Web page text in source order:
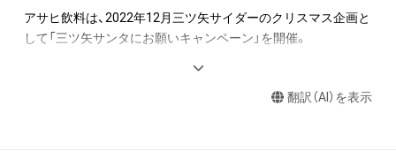
財産権を侵害するおそれのある行為(改変、公開、配布、逆コンパ
イル、リバースエンジニアリングを含みますが、これに限定され
ません。) を行うことはできません。
・本アイテムに関する創作物の利用については、公序良俗や法令
に反する利用またはその恐れのある利用など、作成者が不適切
アサヒ飲料は、2022年12月三ツ矢サイダーのクリスマス企画と
して「三ツ矢サンタにお願いキャンペーン」を開催。
かさ」「すがすがしさ」「透明感」で、みなさまにワクワクを届け
翻訳（AI）を表示